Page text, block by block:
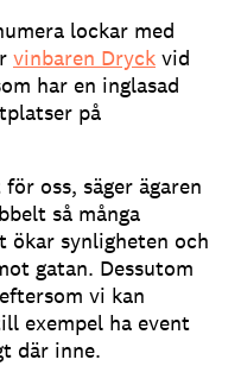
lockar med
vinbaren Dryck vid
har en inglasad
på
oss, säger ägaren
så många
synligheten och
gatan. Dessutom
vi kan
exempel ha event
där inne.